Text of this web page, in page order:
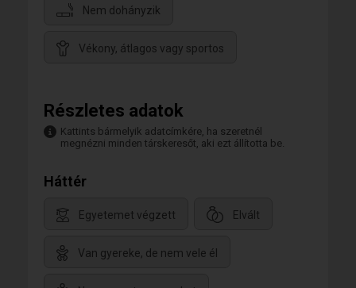
Nem dohányzik
Vékony, átlagos vagy sportos
Részletes adatok
Kattints bármelyik adatcímkére, ha szeretnél
megnézni minden társkeresőt, aki ezt állította be.
Háttér
Egyetemet végzett Elvált
Van gyereke, de nem vele él